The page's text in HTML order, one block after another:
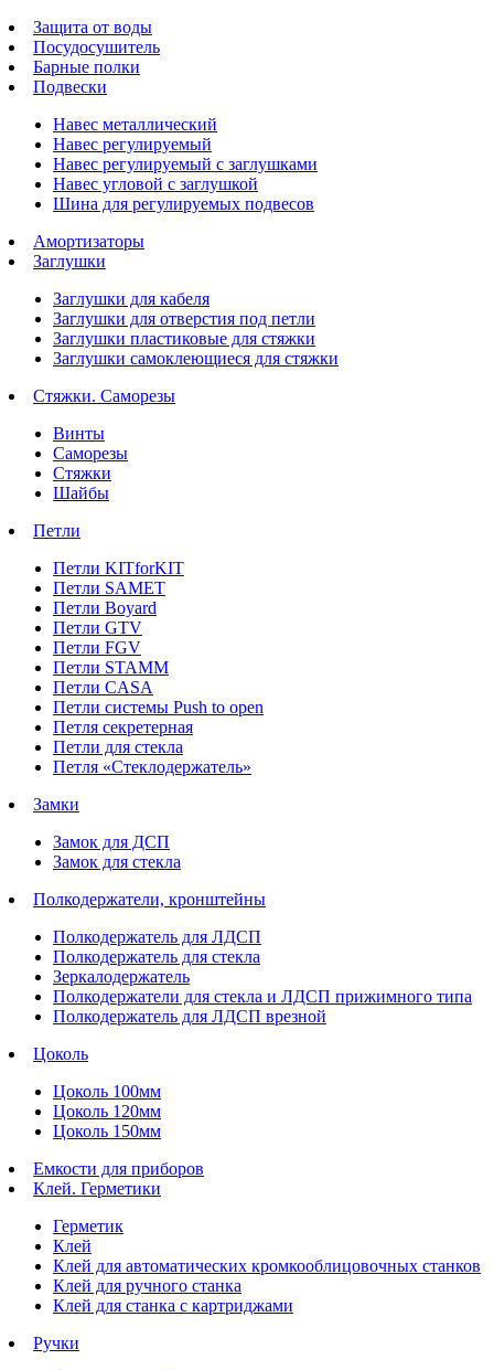
Защита от воды
Посудосушитель
Барные полки
Подвески
Навес металлический
Навес регулируемый
Навес регулируемый с заглушками
Навес угловой с заглушкой
Шина для регулируемых подвесов
Амортизаторы
Заглушки
Заглушки для кабеля
Заглушки для отверстия под петли
Заглушки пластиковые для стяжки
Заглушки самоклеющиеся для стяжки
Стяжки. Саморезы
Винты
Саморезы
Стяжки
Шайбы
Петли
Петли KITforKIT
Петли SAMET
Петли Boyard
Петли GTV
Петли FGV
Петли STAMM
Петли CASA
Петли системы Push to open
Петля секретерная
Петли для стекла
Петля «Стеклодержатель»
Замки
Замок для ДСП
Замок для стекла
Полкодержатели, кронштейны
Полкодержатель для ЛДСП
Полкодержатель для стекла
Зеркалодержатель
Полкодержатели для стекла и ЛДСП прижимного типа
Полкодержатель для ЛДСП врезной
Цоколь
Цоколь 100мм
Цоколь 120мм
Цоколь 150мм
Емкости для приборов
Клей. Герметики
Герметик
Клей
Клей для автоматических кромкооблицовочных станков
Клей для ручного станка
Клей для станка с картриджами
Ручки